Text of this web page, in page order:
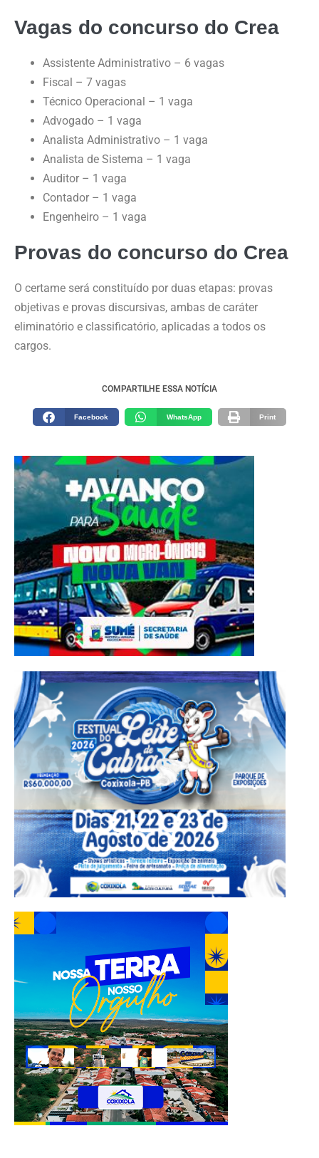
Vagas do concurso do Crea
Assistente Administrativo – 6 vagas
Fiscal – 7 vagas
Técnico Operacional – 1 vaga
Advogado – 1 vaga
Analista Administrativo – 1 vaga
Analista de Sistema – 1 vaga
Auditor – 1 vaga
Contador – 1 vaga
Engenheiro – 1 vaga
Provas do concurso do Crea
O certame será constituído por duas etapas: provas
objetivas e provas discursivas, ambas de caráter
eliminatório e classificatório, aplicadas a todos os
cargos.
COMPARTILHE ESSA NOTÍCIA
Facebook WhatsApp Print